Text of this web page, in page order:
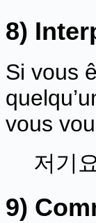
8)
Si vous
vous
저기
9)